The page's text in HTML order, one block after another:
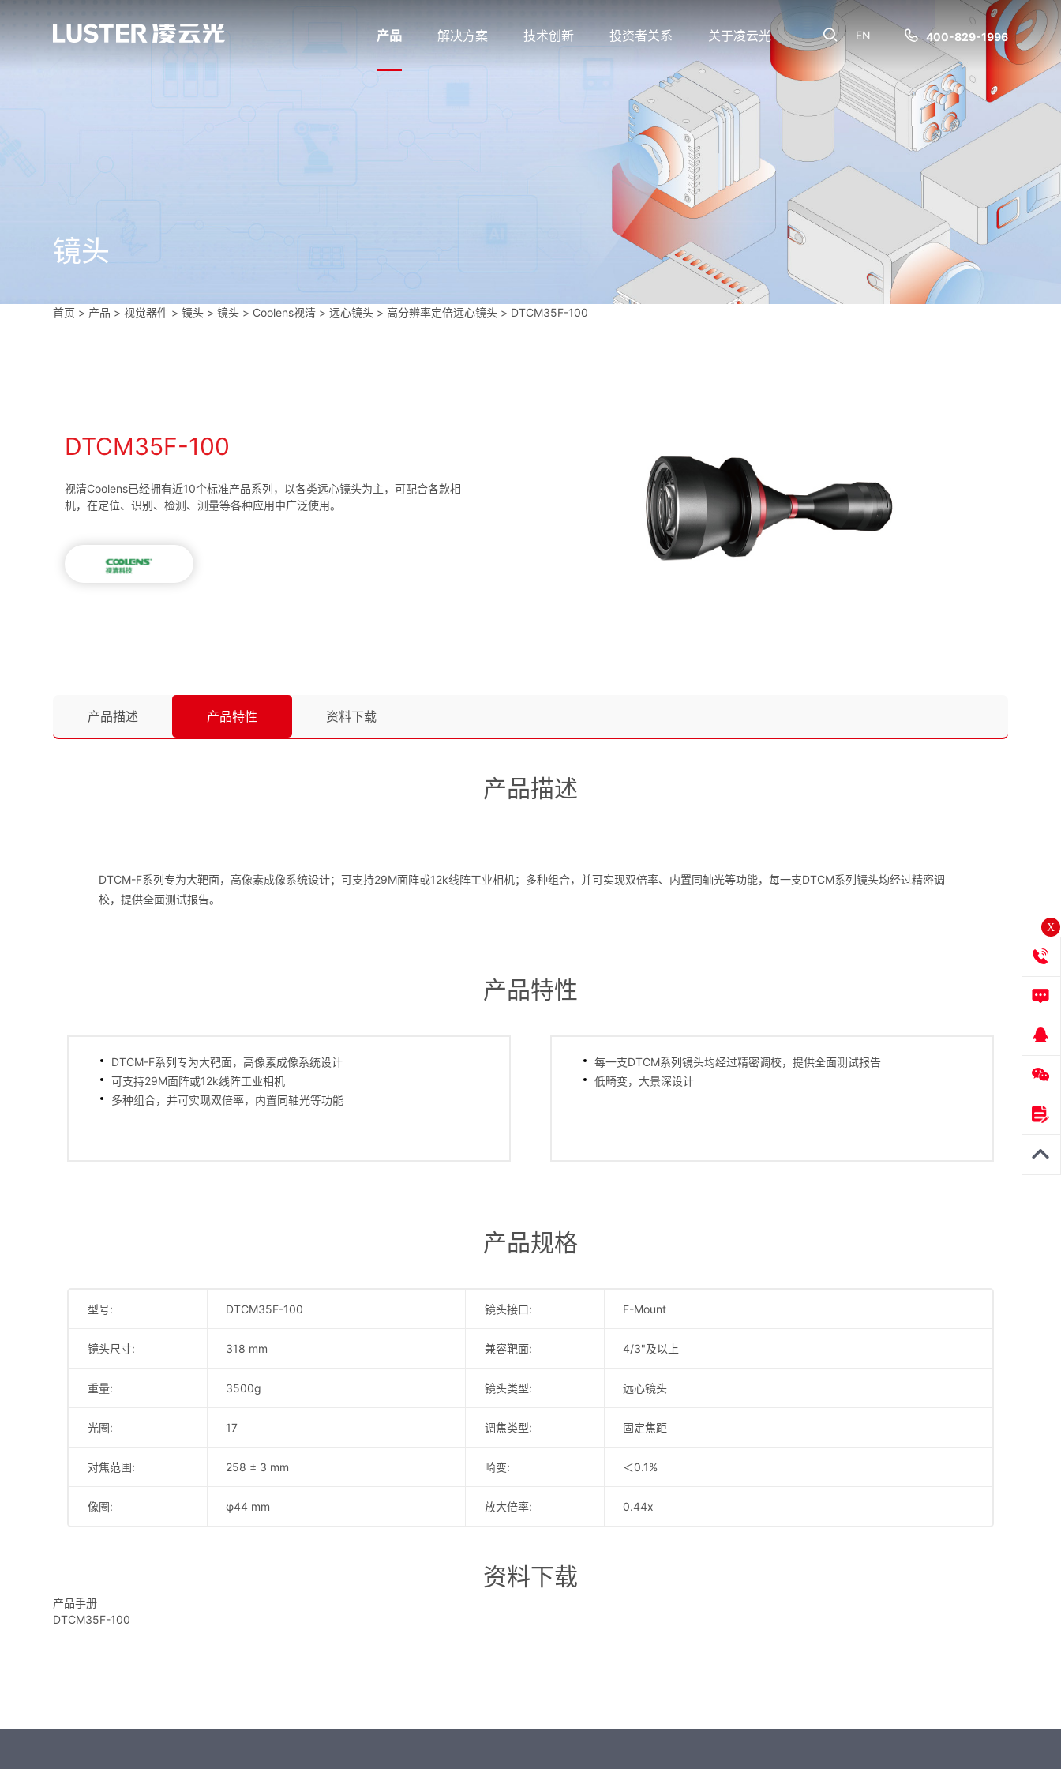
400-829-1996
EN
产品 解决方案 技术创新 投资者关系 关于凌云光
镜头
首页 > 产品 > 视觉器件 >镜头 >镜头 > Coolens视清 >远心镜头 >高分辨率定倍远心镜头 > DTCM35F-100
DTCM35F-100
视清Coolens已经拥有近10个标准产品系列，以各类远心镜头为主，可配合各款相
机，在定位、识别、检测、测量等各种应用中广泛使用。
产品描述 产品特性 资料下载
产品描述
DTCM-F系列专为大靶面，高像素成像系统设计；可支持29M面阵或12k线阵工业相机；多种组合，并可实现双倍率、内置同轴光等功能，每一支DTCM系列镜头均经过精密调
校，提供全面测试报告。
产品特性
DTCM-F系列专为大靶面，高像素成像系统设计
可支持29M面阵或12k线阵工业相机
多种组合，并可实现双倍率，内置同轴光等功能
每一支DTCM系列镜头均经过精密调校，提供全面测试报告
低畸变，大景深设计
产品规格
型号: DTCM35F-100 镜头接口: F-Mount
镜头尺寸: 318 mm 兼容靶面: 4/3"及以上
重量: 3500g 镜头类型: 远心镜头
光圈: 17 调焦类型: 固定焦距
对焦范围: 258 ± 3 mm 畸变: ＜0.1%
像圈: φ44 mm 放大倍率: 0.44x
资料下载
产品手册
DTCM35F-100
X